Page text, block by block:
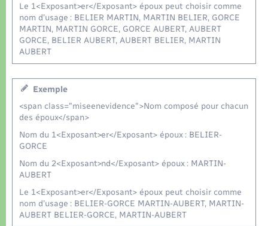
Le 1<Exposant>er</Exposant> époux peut choisir comme
nom d'usage : BELIER MARTIN, MARTIN BELIER, GORCE
MARTIN, MARTIN GORCE, GORCE AUBERT, AUBERT
GORCE, BELIER AUBERT, AUBERT BELIER, MARTIN
AUBERT
Exemple
<span class="miseenevidence">Nom composé pour chacun
des époux</span>
Nom du 1<Exposant>er</Exposant> époux : BELIER-
GORCE
Nom du 2<Exposant>nd</Exposant> époux : MARTIN-
AUBERT
Le 1<Exposant>er</Exposant> époux peut choisir comme
nom d'usage : BELIER-GORCE MARTIN-AUBERT, MARTIN-
AUBERT BELIER-GORCE, MARTIN-AUBERT